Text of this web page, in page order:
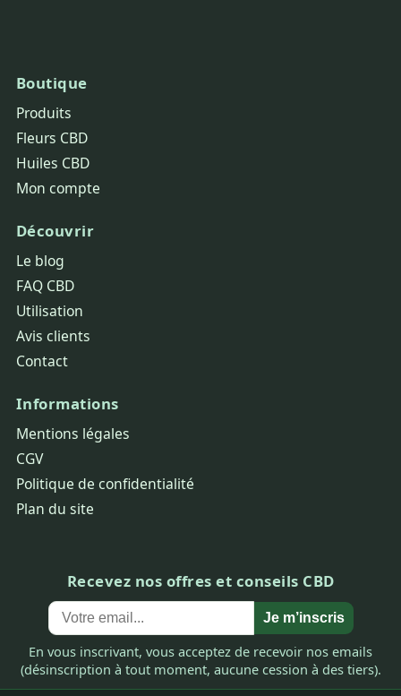
Boutique
Produits
Fleurs CBD
Huiles CBD
Mon compte
Découvrir
Le blog
FAQ CBD
Utilisation
Avis clients
Contact
Informations
Mentions légales
CGV
Politique de confidentialité
Plan du site
Recevez nos offres et conseils CBD
Je m’inscris
En vous inscrivant, vous acceptez de recevoir nos emails
(désinscription à tout moment, aucune cession à des tiers).